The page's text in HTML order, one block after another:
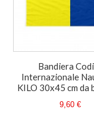
Bandiera
Internazionale
KILO 30x45 cm da
9,60 €